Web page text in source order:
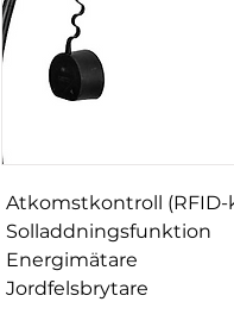
Atkomstkontroll (RFID-
Solladdningsfunktion
Energimätare
Jordfelsbrytare